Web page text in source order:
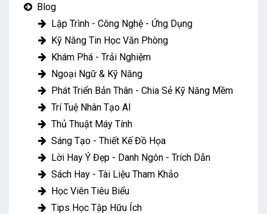
Blog
Lập Trình - Công Nghệ - Ứng Dụng
Kỹ Năng Tin Học Văn Phòng
Khám Phá - Trải Nghiệm
Ngoại Ngữ & Kỹ Năng
Phát Triển Bản Thân - Chia Sẻ Kỹ Năng Mềm
Trí Tuệ Nhân Tạo AI
Thủ Thuật Máy Tính
Sáng Tạo - Thiết Kế Đồ Họa
Lời Hay Ý Đẹp - Danh Ngôn - Trích Dẫn
Sách Hay - Tài Liệu Tham Khảo
Học Viên Tiêu Biểu
Tips Học Tập Hữu Ích